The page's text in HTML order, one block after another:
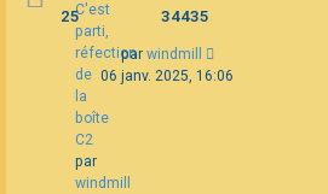
C'est
parti,
réfection
de
la
boîte
C2
par
windmill
25 34435
par windmill
06 janv. 2025, 16:06